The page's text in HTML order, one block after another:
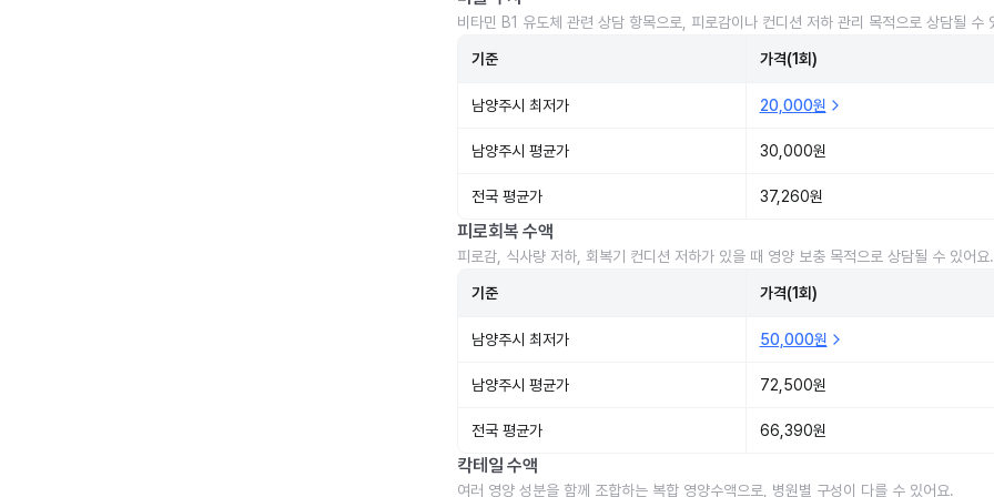
비타민 B1 유도체 관련 상담 항목으로, 피로감이나 컨디션 저하 관리 목적으로 상담될 수
기준 가격(1회)
남양주시 최저가 20,000원
남양주시 평균가 30,000원
전국 평균가 37,260원
피로회복 수액
피로감, 식사량 저하, 회복기 컨디션 저하가 있을 때 영양 보충 목적으로 상담될 수 있어요.
기준 가격(1회)
남양주시 최저가 50,000원
남양주시 평균가 72,500원
전국 평균가 66,390원
칵테일 수액
여러 영양 성분을 함께 조합하는 복합 영양수액으로, 병원별 구성이 다를 수 있어요.